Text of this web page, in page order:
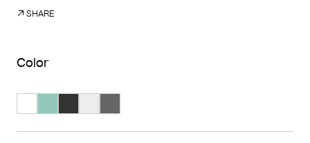
SHARE
Color